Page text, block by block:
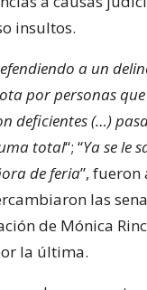
insultos.
a un
por personas que
deficientes (…)
total“; “Ya se le
de feria”,
las
de Mónica
la última.